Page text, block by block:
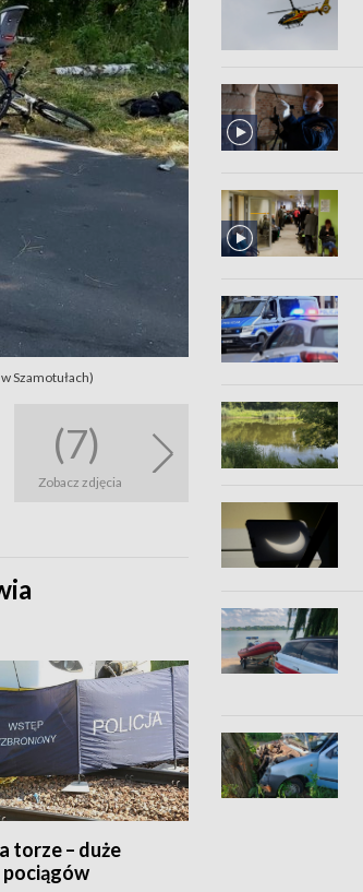
Szamotułach)
(7)
Zobacz zdjęcia
torze – duże
pociągów